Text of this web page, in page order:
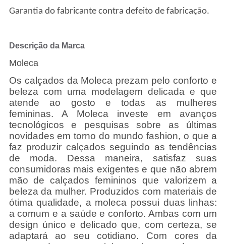
Garantia do fabricante contra defeito de fabricação.
Descrição da Marca
Moleca
Os calçados da Moleca prezam pelo conforto e
beleza com uma modelagem delicada e que
atende ao gosto e todas as mulheres
femininas. A Moleca investe em avanços
tecnológicos e pesquisas sobre as últimas
novidades em torno do mundo fashion, o que a
faz produzir calçados seguindo as tendências
de moda. Dessa maneira, satisfaz suas
consumidoras mais exigentes e que não abrem
mão de calçados femininos que valorizem a
beleza da mulher. Produzidos com materiais de
ótima qualidade, a moleca possui duas linhas:
a comum e a saúde e conforto. Ambas com um
design único e delicado que, com certeza, se
adaptará ao seu cotidiano. Com cores da